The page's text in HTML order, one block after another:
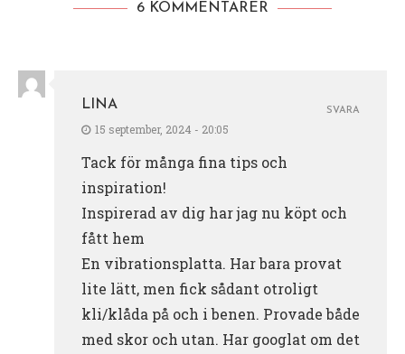
6 KOMMENTARER
LINA
15 september, 2024 - 20:05
Tack för många fina tips och
inspiration!
Inspirerad av dig har jag nu köpt och
fått hem
En vibrationsplatta. Har bara provat
lite lätt, men fick sådant otroligt
kli/klåda på och i benen. Provade både
med skor och utan. Har googlat om det
SVARA